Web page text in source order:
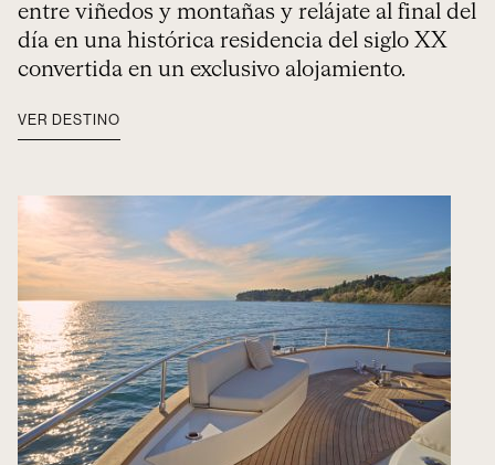
entre viñedos y montañas y relájate al final del
día en una histórica residencia del siglo XX
convertida en un exclusivo alojamiento.
VER DESTINO